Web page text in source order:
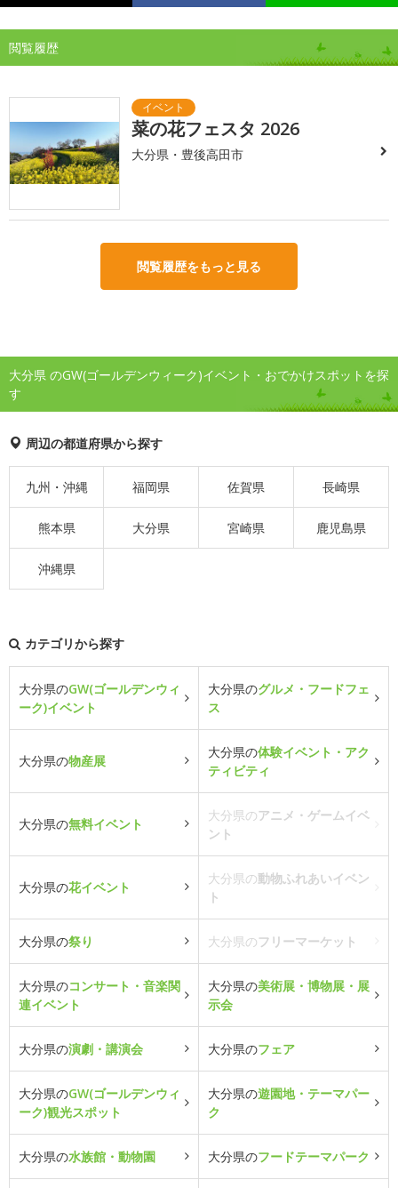
閲覧履歴
菜の花フェスタ 2026
大分県・豊後高田市
閲覧履歴をもっと見る
大分県 のGW(ゴールデンウィーク)イベント・おでかけスポットを探
す
周辺の都道府県から探す
九州・沖縄 福岡県 佐賀県 長崎県
熊本県 大分県 宮崎県 鹿児島県
沖縄県
カテゴリから探す
大分県のGW(ゴールデンウィ
ーク)イベント
大分県のグルメ・フードフェ
ス
大分県の物産展
大分県の体験イベント・アク
ティビティ
大分県の無料イベント
大分県のアニメ・ゲームイベ
ント
大分県の花イベント
大分県の動物ふれあいイベン
ト
大分県の祭り 大分県のフリーマーケット
大分県のコンサート・音楽関
連イベント
大分県の美術展・博物展・展
示会
大分県の演劇・講演会 大分県のフェア
大分県のGW(ゴールデンウィ
ーク)観光スポット
大分県の遊園地・テーマパー
ク
大分県の水族館・動物園 大分県のフードテーマパーク